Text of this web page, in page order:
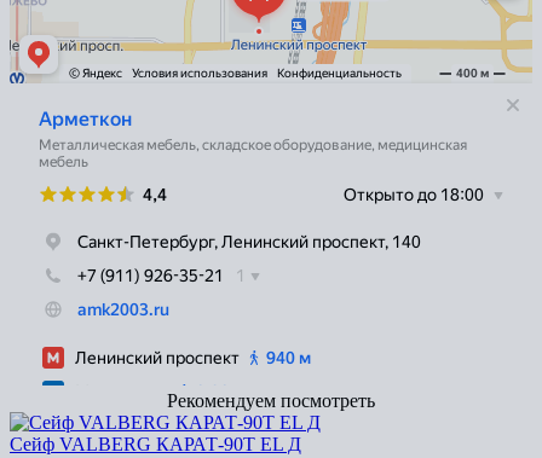
Рекомендуем посмотреть
Сейф VALBERG КАРАТ-90T EL Д